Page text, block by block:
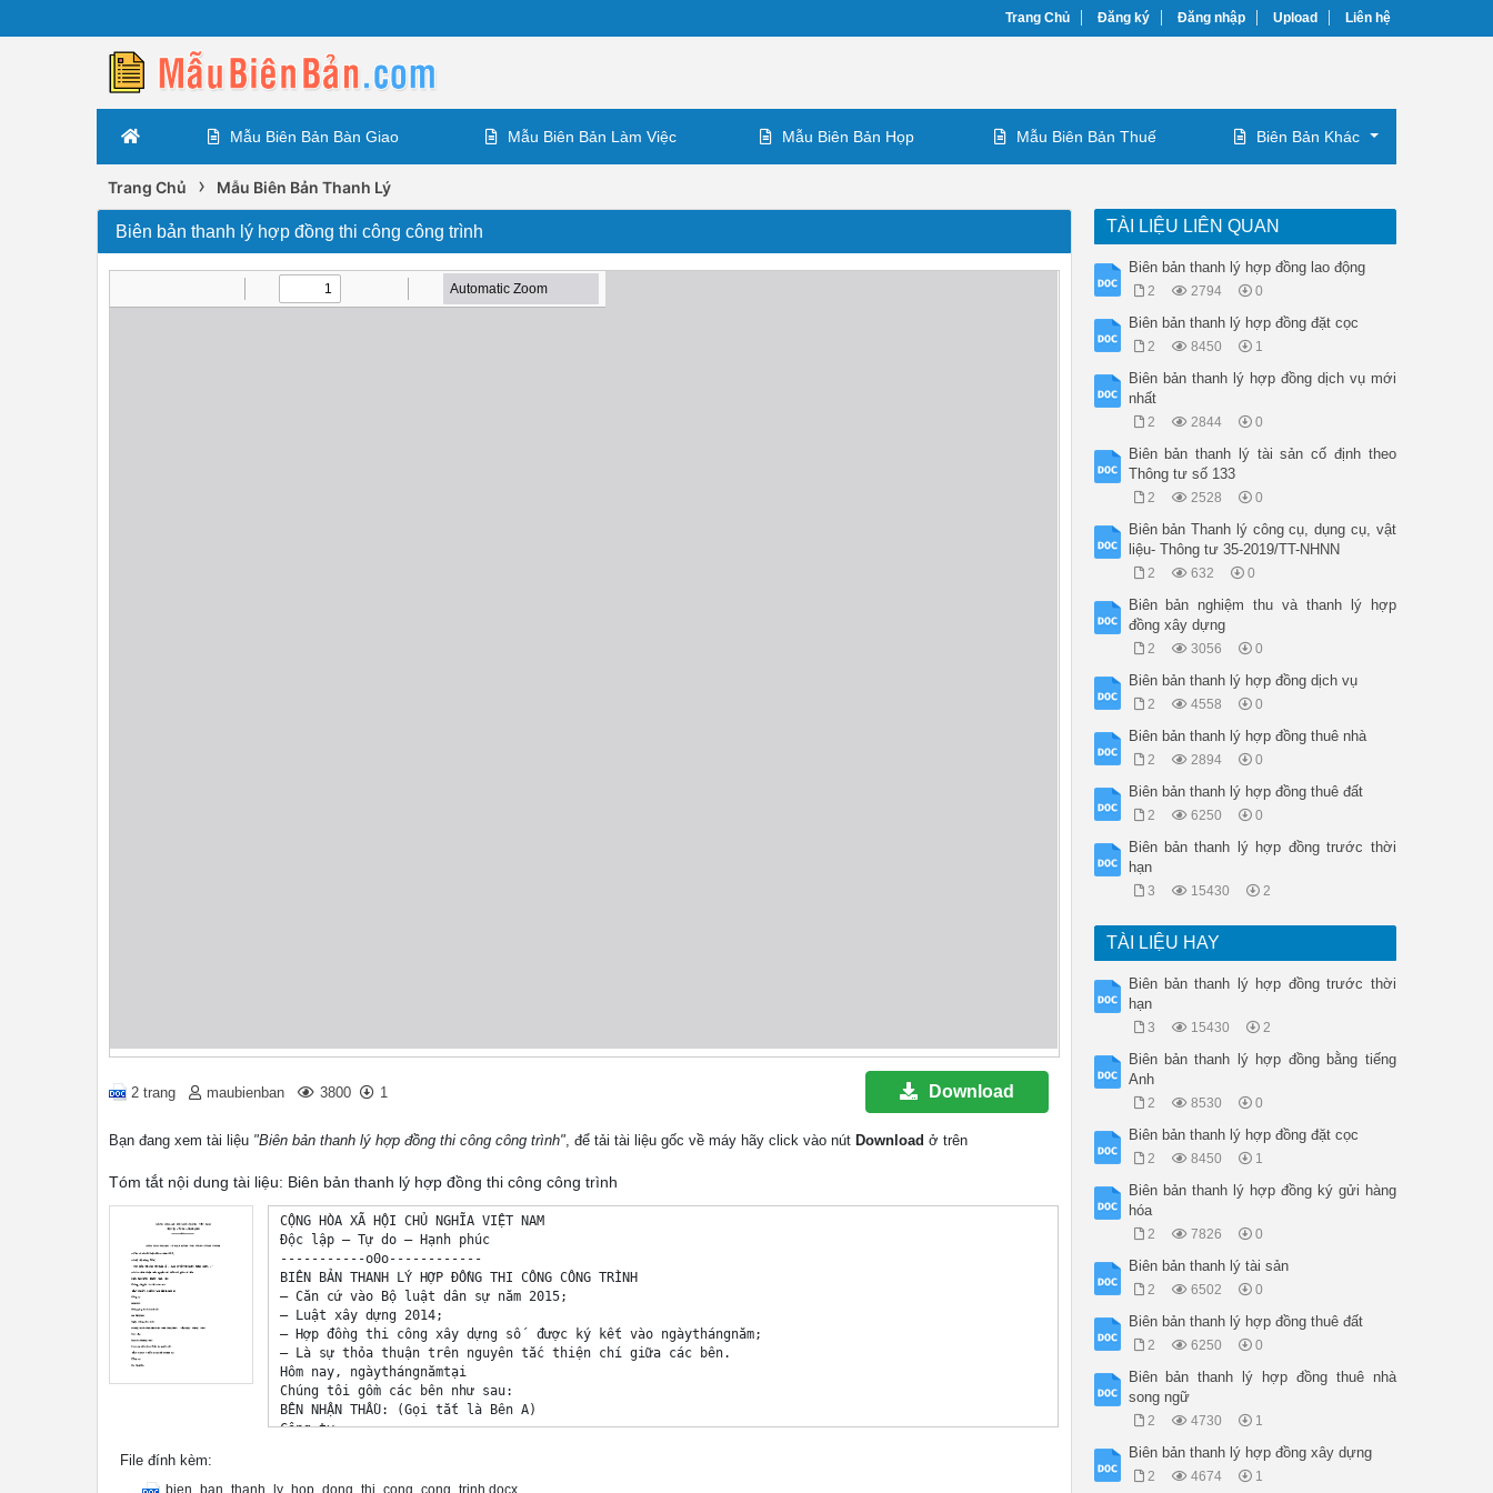
Trang Chủ Đăng ký Đăng nhập Upload Liên hệ
Mẫu Biên Bản Bàn Giao Mẫu Biên Bản Làm Việc Mẫu Biên Bản Họp Mẫu Biên Bản Thuế Biên Bản Khác
Trang Chủ › Mẫu Biên Bản Thanh Lý
Biên bản thanh lý hợp đồng thi công công trình
2 trang maubienban 3800 1 Download
Bạn đang xem tài liệu "Biên bản thanh lý hợp đồng thi công công trình", để tải tài liệu gốc về máy hãy click vào nút Download ở trên
Tóm tắt nội dung tài liệu: Biên bản thanh lý hợp đồng thi công công trình
CỘNG HÒA XÃ HỘI CHỦ NGHĨA VIỆT NAM
Độc lập – Tự do – Hạnh phúc
-----------o0o------------
BIÊN BẢN THANH LÝ HỢP ĐỒNG THI CÔNG CÔNG TRÌNH
– Căn cứ vào Bộ luật dân sự năm 2015;
– Luật xây dựng 2014;
– Hợp đồng thi công xây dựng số  được ký kết vào ngàythángnăm;
– Là sự thỏa thuận trên nguyên tắc thiện chí giữa các bên.
Hôm nay, ngàythángnămtại
Chúng tôi gồm các bên như sau:
BÊN NHẬN THẦU: (Gọi tắt là Bên A)
Công ty:
Do Ông/Bà:
File đính kèm:
TÀI LIỆU LIÊN QUAN
Biên bản thanh lý hợp đồng lao động
2 2794 0
Biên bản thanh lý hợp đồng đặt cọc
2 8450 1
Biên bản thanh lý hợp đồng dịch vụ mới
nhất
2 2844 0
Biên bản thanh lý tài sản cố định theo
Thông tư số 133
2 2528 0
Biên bản Thanh lý công cụ, dụng cụ, vật
liệu- Thông tư 35-2019/TT-NHNN
2 632 0
Biên bản nghiệm thu và thanh lý hợp
đồng xây dựng
2 3056 0
Biên bản thanh lý hợp đồng dịch vụ
2 4558 0
Biên bản thanh lý hợp đồng thuê nhà
2 2894 0
Biên bản thanh lý hợp đồng thuê đất
2 6250 0
Biên bản thanh lý hợp đồng trước thời
hạn
3 15430 2
TÀI LIỆU HAY
Biên bản thanh lý hợp đồng trước thời
hạn
3 15430 2
Biên bản thanh lý hợp đồng bằng tiếng
Anh
2 8530 0
Biên bản thanh lý hợp đồng đặt cọc
2 8450 1
Biên bản thanh lý hợp đồng ký gửi hàng
hóa
2 7826 0
Biên bản thanh lý tài sản
2 6502 0
Biên bản thanh lý hợp đồng thuê đất
2 6250 0
Biên bản thanh lý hợp đồng thuê nhà
song ngữ
2 4730 1
Biên bản thanh lý hợp đồng xây dựng
2 4674 1